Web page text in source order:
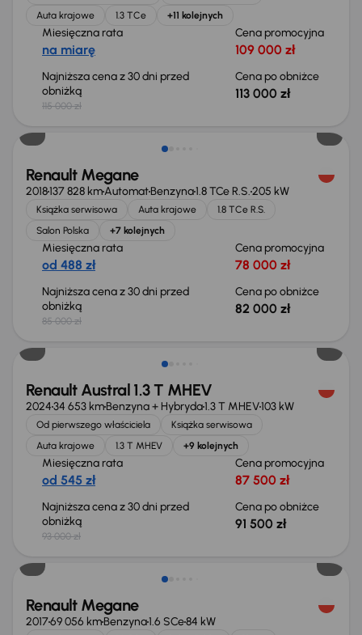
Auta krajowe 1.3 TCe +11 kolejnych
Miesięczna rata
na miarę
Cena promocyjna
109 000 zł
Najniższa cena z 30 dni przed
obniżką
115 000 zł
Cena po obniżce
113 000 zł
Taniej o 3 000 zł
Renault Megane
2018137 828 kmAutomatBenzyna1.8 TCe R.S.205 kW
Książka serwisowa Auta krajowe
1.8 TCe R.S.
Salon Polska
+7 kolejnych
Miesięczna rata
od 488 zł
Cena promocyjna
78 000 zł
Najniższa cena z 30 dni przed
obniżką
85 000 zł
Cena po obniżce
82 000 zł
Taniej o 1 500 zł
Renault Austral 1.3 T MHEV
202434 653 kmBenzyna + Hybryda1.3 T MHEV103 kW
Od pierwszego właściciela
Książka serwisowa
Auta krajowe
1.3 T MHEV +9 kolejnych
Miesięczna rata
od 545 zł
Cena promocyjna
87 500 zł
Najniższa cena z 30 dni przed
obniżką
93 000 zł
Cena po obniżce
91 500 zł
Renault Megane
201769 056 kmBenzyna1.6 SCe84 kW